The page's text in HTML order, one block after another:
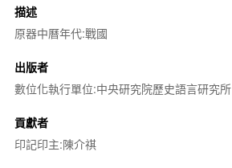
描述
原器中曆年代:戰國
出版者
數位化執行單位:中央研究院歷史語言研究所
貢獻者
印記印主:陳介祺